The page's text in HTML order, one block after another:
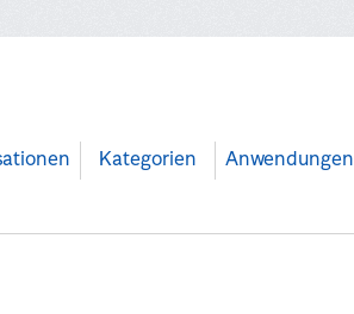
Kategorien Anwendungen